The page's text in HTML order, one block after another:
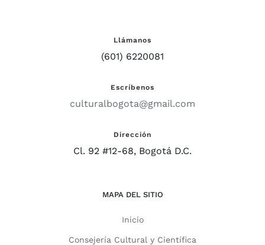
Llámanos
(601) 6220081
Escríbenos
culturalbogota@gmail.com
Dirección
Cl. 92 #12-68, Bogotá D.C.
MAPA DEL SITIO
Inicio
Consejería Cultural y Científica